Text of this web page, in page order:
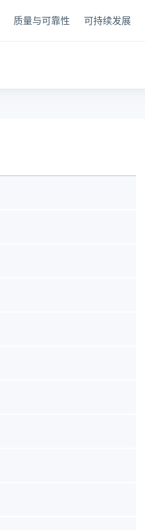
质量与可靠性 可持续发展